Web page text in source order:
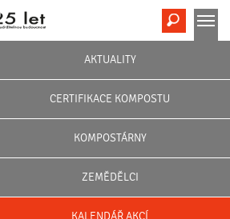
Hledat
AKTUALITY
CERTIFIKACE KOMPOSTU
KOMPOSTÁRNY
ZEMĚDĚLCI
v hnojivo přímo na poli? Biomasa z
závazků
odpad v
poli? Biomasa z